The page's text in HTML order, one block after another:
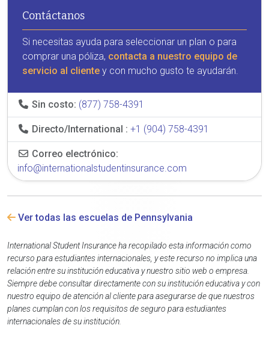
Contáctanos
Si necesitas ayuda para seleccionar un plan o para
comprar una póliza, contacta a nuestro equipo de
servicio al cliente y con mucho gusto te ayudarán.
Sin costo: (877) 758-4391
Directo/International : +1 (904) 758-4391
Correo electrónico:
info@internationalstudentinsurance.com
Ver todas las escuelas de Pennsylvania
International Student Insurance ha recopilado esta información como
recurso para estudiantes internacionales, y este recurso no implica una
relación entre su institución educativa y nuestro sitio web o empresa.
Siempre debe consultar directamente con su institución educativa y con
nuestro equipo de atención al cliente para asegurarse de que nuestros
planes cumplan con los requisitos de seguro para estudiantes
internacionales de su institución.